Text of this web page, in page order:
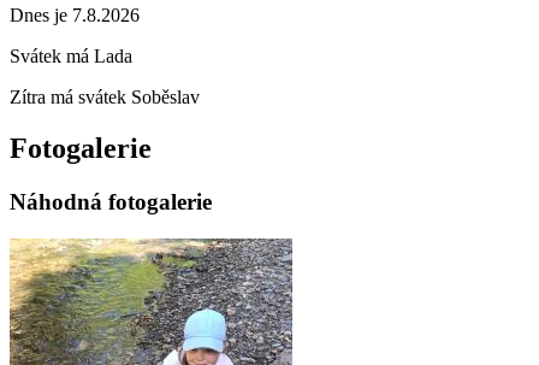
Dnes je 7.8.2026
Svátek má Lada
Zítra má svátek Soběslav
Fotogalerie
Náhodná fotogalerie